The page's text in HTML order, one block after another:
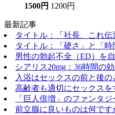
1500円 1200円
最新記事
タイトル：「社長、これ伝
タイトル：「硬さ」と「時
男性の勃起不全（ED）を
シアリス20mg：36時間の
入浴はセックスの前と後の
高齢者も適切にセックスを
「巨人倍増」のファンタジ
前立腺に良いものは何です